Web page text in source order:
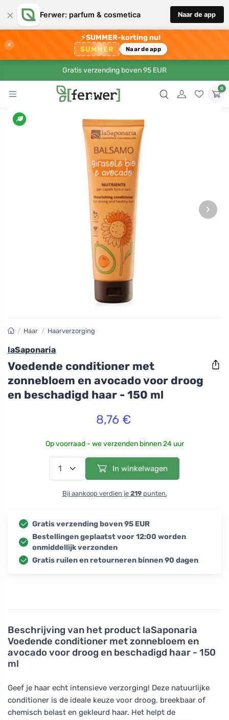
× Ferwer: parfum & cosmetica Naar de app
×
⚡SUMMER-korting nu!
SUMMER Naar de app
Gratis verzending boven 95 EUR
0
›
Beschrijving van het product laSaponaria
Voedende conditioner met zonnebloem en
avocado voor droog en beschadigd haar - 150
ml
Geef je haar echt intensieve verzorging! Deze natuurlijke
conditioner is de ideale keuze voor droog, breekbaar of
chemisch belast en gekleurd haar. Het helpt de
/ Haar / Haarverzorging
laSaponaria
Voedende conditioner met
zonnebloem en avocado voor droog
en beschadigd haar - 150 ml
8,76 €
Op voorraad - we verzenden binnen 24 uur
In winkelwagen
Bij aankoop verdien je 219punten.
Gratis verzending boven 95 EUR
Bestellingen geplaatst voor 12:00 worden
onmiddellijk verzonden
Gratis ruilen en retourneren binnen 90 dagen